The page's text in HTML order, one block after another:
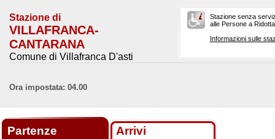
Stazione di
VILLAFRANCA-
CANTARANA
Comune di Villafranca D'asti
Stazione senza
alle Persone a
Informazioni sulle
Ora impostata: 04.00
Partenze Arrivi